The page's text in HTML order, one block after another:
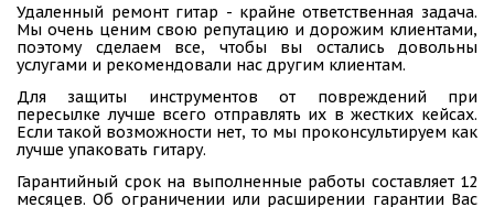
Омск, ул. 10 лет Октября, 111
(495) 128-95-59
Омск, ул. 10 лет Октября, 136/1
(495) 128-95-59
СДЭК
Омск, Ул. 21-я Амурская, 12
Удаленный ремонт гитар - крайне ответственная задача.
Мы очень ценим свою репутацию и дорожим клиентами,
поэтому сделаем все, чтобы вы остались довольны
услугами и рекомендовали нас другим клиентам.
Для защиты инструментов от повреждений при
пересылке лучше всего отправлять их в жестких кейсах.
Если такой возможности нет, то мы проконсультируем как
лучше упаковать гитару.
Гарантийный срок на выполненные работы составляет 12
месяцев. Об ограничении или расширении гарантии Вас